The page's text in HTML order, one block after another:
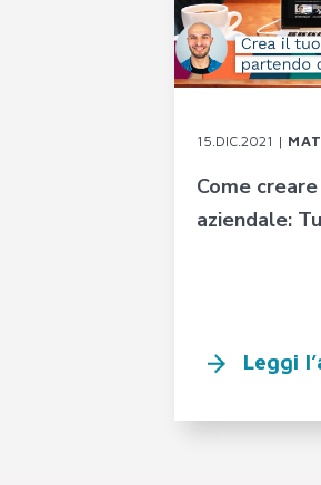
15.DIC.2021 |
Come
aziendale:
Leggi